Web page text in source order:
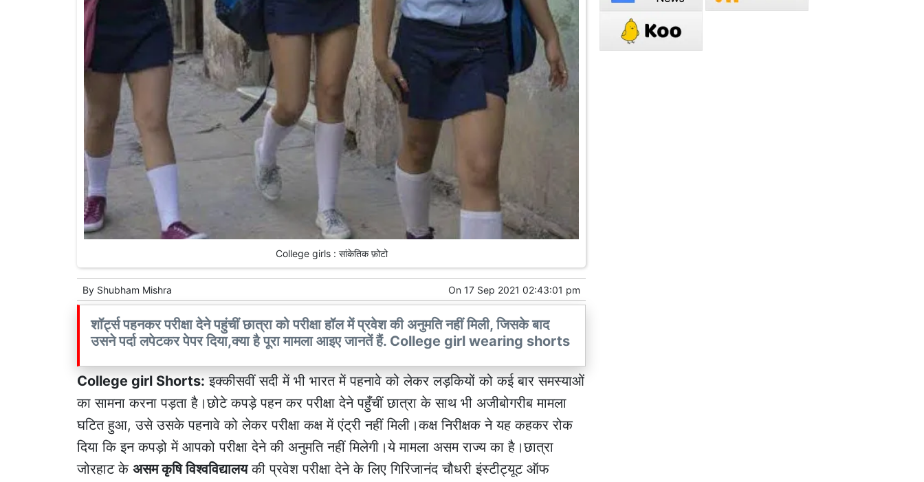
College girls : सांकेतिक फ़ोटो
By Shubham Mishra On 17 Sep 2021 02:43:01 pm
शॉर्ट्स पहनकर परीक्षा देने पहुंचीं छात्रा को परीक्षा हॉल में प्रवेश की अनुमति नहीं मिली, जिसके बाद
उसने पर्दा लपेटकर पेपर दिया,क्या है पूरा मामला आइए जानतें हैं. College girl wearing shorts
College girl Shorts: इक्कीसवीं सदी में भी भारत में पहनावे को लेकर लड़कियों को कई बार समस्याओं
का सामना करना पड़ता है।छोटे कपड़े पहन कर परीक्षा देने पहुँचीं छात्रा के साथ भी अजीबोगरीब मामला
घटित हुआ, उसे उसके पहनावे को लेकर परीक्षा कक्ष में एंट्री नहीं मिली।कक्ष निरीक्षक ने यह कहकर रोक
दिया कि इन कपड़ो में आपको परीक्षा देने की अनुमति नहीं मिलेगी।ये मामला असम राज्य का है।छात्रा
जोरहाट के असम कृषि विश्वविद्यालयकी प्रवेश परीक्षा देने के लिए गिरिजानंद चौधरी इंस्टीट्यूट ऑफ